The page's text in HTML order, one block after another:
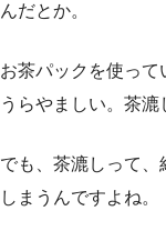
んだとか。
お茶パックを使っ
うらやましい。茶漉
でも、茶漉しって
しまうんですよね。